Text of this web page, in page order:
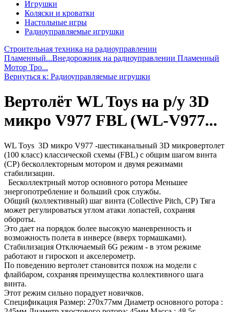
Игрушки
Коляски и кроватки
Настольные игры
Радиоуправляемые игрушки
Строительная техника на радиоуправлении
Пламенный...Внедорожник на радиоуправлении Пламенный
Мотор Тро...
Вернуться к: Радиоуправляемые игрушки
Вертолёт WL Toys на р/у 3D
микро V977 FBL (WL-V977...
WL Toys 3D микро V977 -шестиканальный 3D микровертолет
(100 класс) классической схемы (FBL) с общим шагом винта
(CP) бесколлекторным мотором и двумя режимами
стабилизации.
Бесколлектрный мотор основного ротора Меньшее
энергопотребление и больший срок службы.
Общий (коллективный) шаг винта (Collective Pitch, CP) Тяга
может регулироваться углом атаки лопастей, сохраняя
обороты.
Это дает на порядок более высокую маневренность и
возможность полета в инверсе (вверх тормашками).
Стабилизация Отключаемый 6G режим - в этом режиме
работают и гироскоп и акселерометр.
По поведению вертолет становится похож на модели с
флайбаром, сохраняя преимущества коллективного шага
винта.
Этот режим сильно порадует новичков.
Спецификация Размер: 270х77мм Диаметр основного ротора :